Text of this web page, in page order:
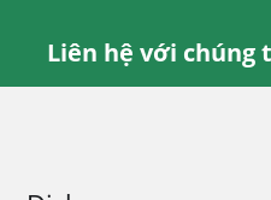
Liên hệ với chúng